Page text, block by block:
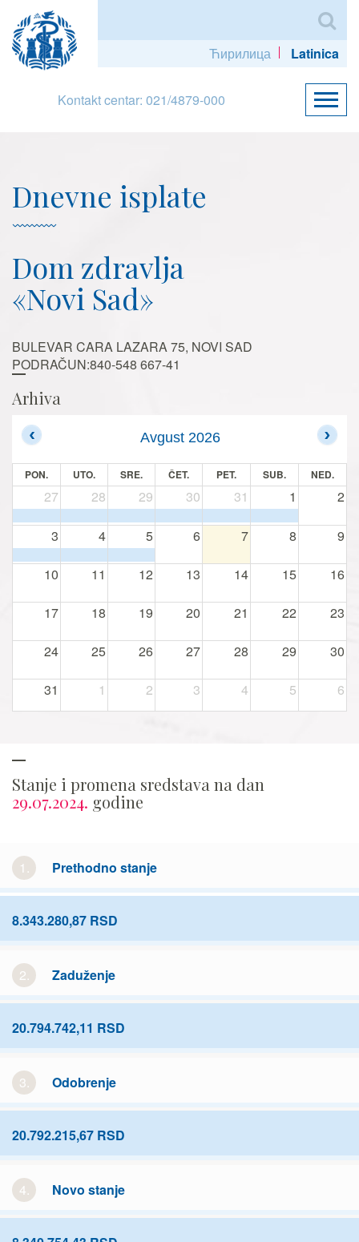
Ћирилица Latinica
Kontakt centar: 021/4879-000
Dnevne isplate
Dom zdravlja
«Novi Sad»
BULEVAR CARA LAZARA 75, NOVI SAD
PODRAČUN:840-548 667-41
Arhiva
Avgust 2026
PON. UTO. SRE. ČET. PET. SUB. NED.
27 28 29 30 31 1 2
3 4 5 6 7 8 9
10 11 12 13 14 15 16
17 18 19 20 21 22 23
24 25 26 27 28 29 30
31 1 2 3 4 5 6
Stanje i promena sredstava na dan
29.07.2024. godine
1. Prethodno stanje
8.343.280,87 RSD
2. Zaduženje
20.794.742,11 RSD
3. Odobrenje
20.792.215,67 RSD
4. Novo stanje